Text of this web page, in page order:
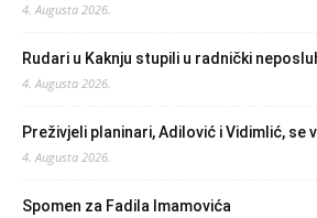
4. Augusta 2026.
Rudari u Kaknju stupili u radnički
4. Augusta 2026.
Preživjeli planinari, Adilović i Vidimlić, se
4. Augusta 2026.
Spomen za Fadila Imamovića